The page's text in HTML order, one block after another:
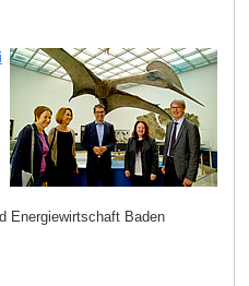
Energiewirtschaft Baden